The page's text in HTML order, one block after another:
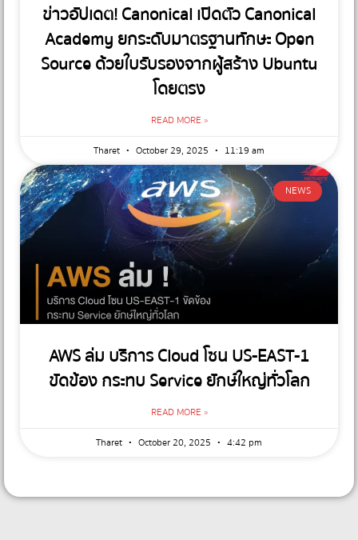
ข่าวอัปเดต! Canonical เปิดตัว Canonical
Academy ยกระดับมาตรฐานทักษะ Open
Source ด้วยใบรับรองจากผู้สร้าง Ubuntu
โดยตรง
READ MORE »
Tharet
October 29, 2025 11:19 am
NEWS
AWS ล่ม บริการ Cloud โซน US-EAST-1
ขัดข้อง กระทบ Service ยักษ์ใหญ่ทั่วโลก
READ MORE »
Tharet
October 20, 2025 4:42 pm